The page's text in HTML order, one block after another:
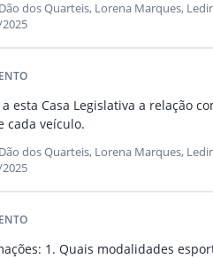
dos Quarteis, Lorena Marques,
esta Casa Legislativa a relação
cada veículo.
dos Quarteis, Lorena Marques,
1. Quais modalidades